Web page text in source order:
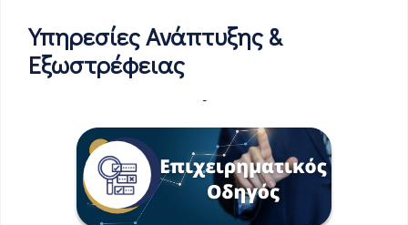
Υπηρεσίες Ανάπτυξης &
Εξωστρέφειας
-